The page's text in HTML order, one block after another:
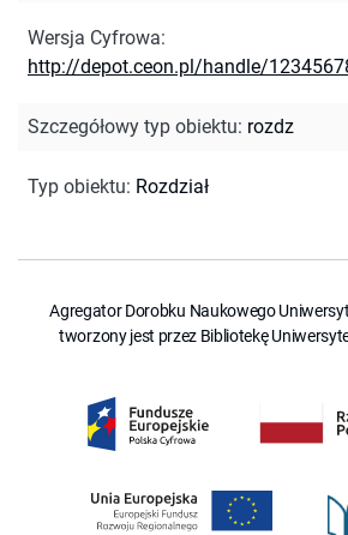
Wersja Cyfrowa:
http://depot.ceon.pl/handle/
Szczegółowy typ obiektu: rozdz
Typ obiektu: Rozdział
Agregator Dorobku Naukowego
tworzony jest przez Bibliotekę